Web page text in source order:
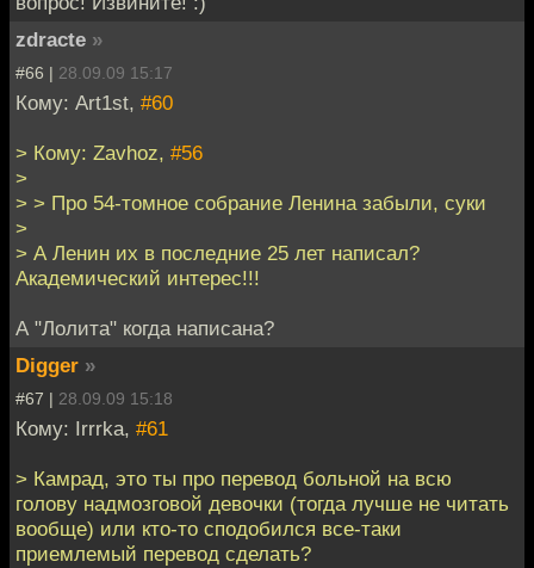
zdracte »
#66 | 28.09.09 15:17
Кому: Art1st, #60
> Кому: Zavhoz, #56
>
> > Про 54-томное собрание Ленина забыли, суки
>
> А Ленин их в последние 25 лет написал?
Академический интерес!!!
А "Лолита" когда написана?
Digger »
#67 | 28.09.09 15:18
Кому: Irrrka, #61
> Камрад, это ты про перевод больной на всю
голову надмозговой девочки (тогда лучше не читать
вообще) или кто-то сподобился все-таки
приемлемый перевод сделать?